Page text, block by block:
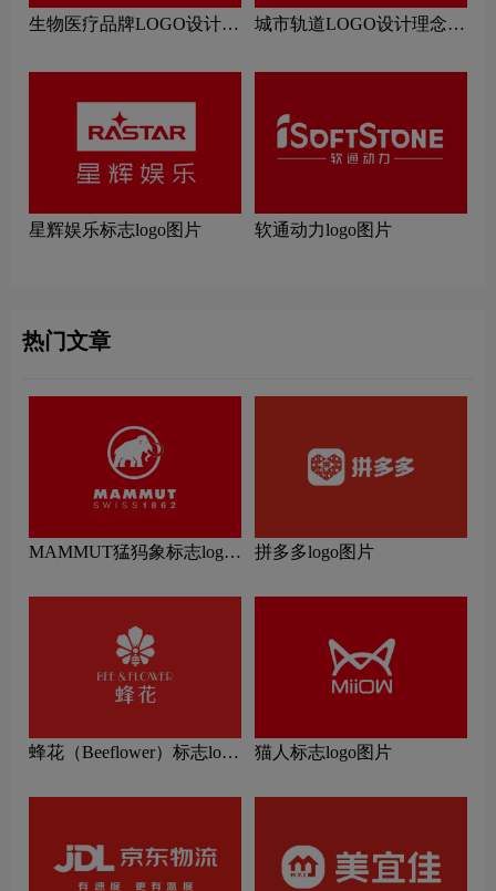
生物医疗品牌LOGO设计理
城市轨道LOGO设计理念解
星辉娱乐标志logo图片 软通动力logo图片
热门文章
MAMMUT猛犸象标志logo
拼多多logo图片
蜂花（Beeflower）标志logo
猫人标志logo图片